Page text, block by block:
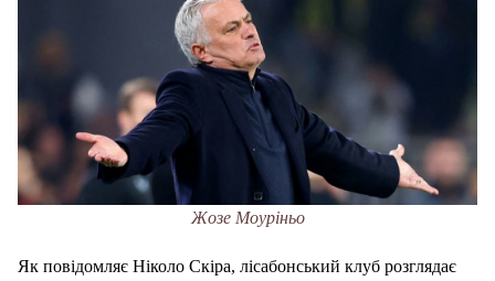
Жозе Моуріньо
Як повідомляє Ніколо Скіра, лісабонський клуб розглядає